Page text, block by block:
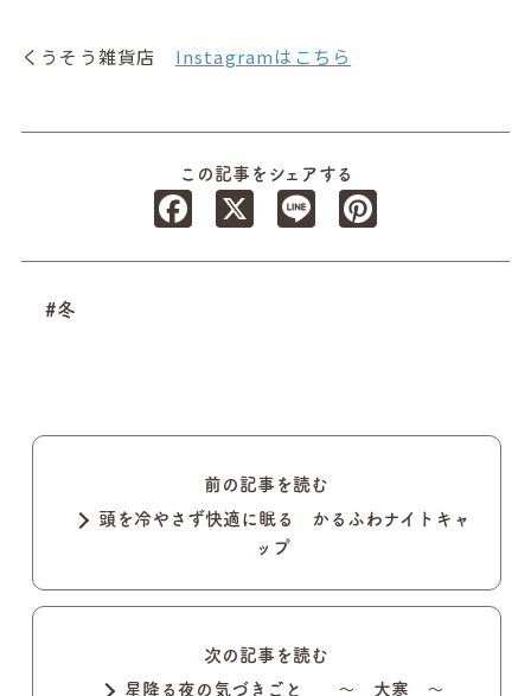
くうそう雑貨店 Instagramはこちら
この記事をシェアする
Facebook
Line
#冬
前の記事を読む
頭を冷やさず快適に眠る かるふわナイトキャ
ップ
次の記事を読む
星降る夜の気づきごと ～ 大寒 ～